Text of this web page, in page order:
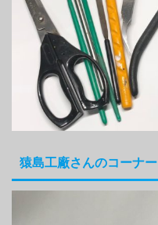
猿島工廠さんのコーナー